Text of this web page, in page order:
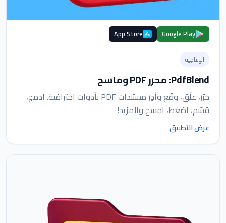
Google Play
App Store
الإنتاجية
PdfBlend: محرر PDF وماسح
حرّر، علّق، وقّع وأدِر مستندات PDF بأدوات احترافية. ادمج،
قسّم، اضغط، امسح والمزيد!
عرض التطبيق